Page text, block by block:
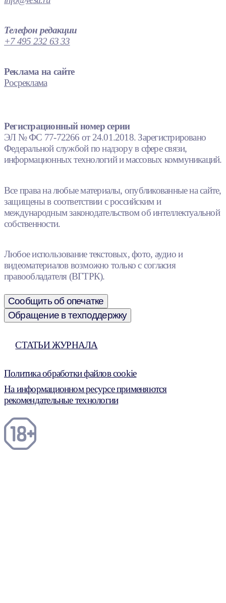
Телефон редакции
+7 495 232 63 33
Реклама на сайте
Росреклама
Регистрационный номер серии
ЭЛ № ФС 77-72266 от 24.01.2018. Зарегистрировано
Федеральной службой по надзору в сфере связи,
информационных технологий и массовых коммуникаций.
Все права на любые материалы, опубликованные на сайте,
защищены в соответствии с российским и
международным законодательством об интеллектуальной
собственности.
Любое использование текстовых, фото, аудио и
видеоматериалов возможно только с согласия
правообладателя (ВГТРК).
Сообщить об опечатке
Обращение в техподдержку
СТАТЬИ ЖУРНАЛА
Политика обработки файлов cookie
На информационном ресурсе применяются
рекомендательные технологии